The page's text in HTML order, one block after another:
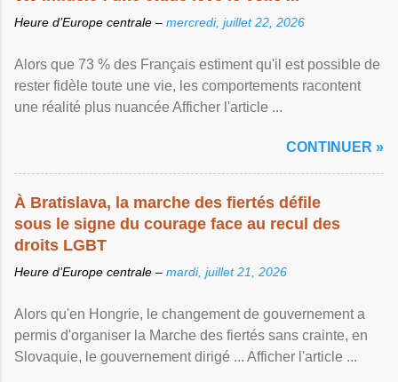
Heure d’Europe centrale – mercredi, juillet 22, 2026
Alors que 73 % des Français estiment qu'il est possible de
rester fidèle toute une vie, les comportements racontent
une réalité plus nuancée Afficher l'article ...
CONTINUER »
À Bratislava, la marche des fiertés défile
sous le signe du courage face au recul des
droits LGBT
Heure d’Europe centrale – mardi, juillet 21, 2026
Alors qu'en Hongrie, le changement de gouvernement a
permis d'organiser la Marche des fiertés sans crainte, en
Slovaquie, le gouvernement dirigé ... Afficher l'article ...